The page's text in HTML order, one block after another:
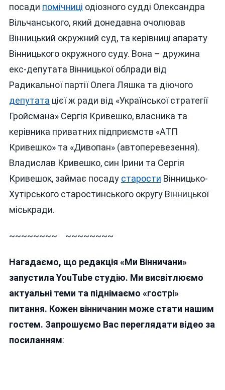
посади помічниці одіозного судді Олександра
Вільчанського, який донедавна очолював
Вінницький окружний суд, та керівниці апарату
Вінницького окружного суду. Вона – дружина
екс-депутата Вінницької облради від
Радикальної партії Олега Ляшка та діючого
депутата цієї ж ради від «Української стратегії
Гройсмана» Сергія Кривешко, власника та
керівника приватних підприємств «АТП
Кривешко» та «Дивопан» (автоперевезення).
Владислав Кривешко, син Ірини та Сергія
Кривешок, займає посаду старости Вінницько-
Хутірського старостинського округу Вінницької
міськради.
~~~~~~~~ ~~~~~~~~
Нагадаємо, що редакція «Ми Вінничани»
запустила YouTube студію. Ми висвітлюємо
актуальні теми та піднімаємо «гострі»
питання. Кожен вінничанин може стати нашим
гостем. Запрошуємо Вас переглядати відео за
посиланням: